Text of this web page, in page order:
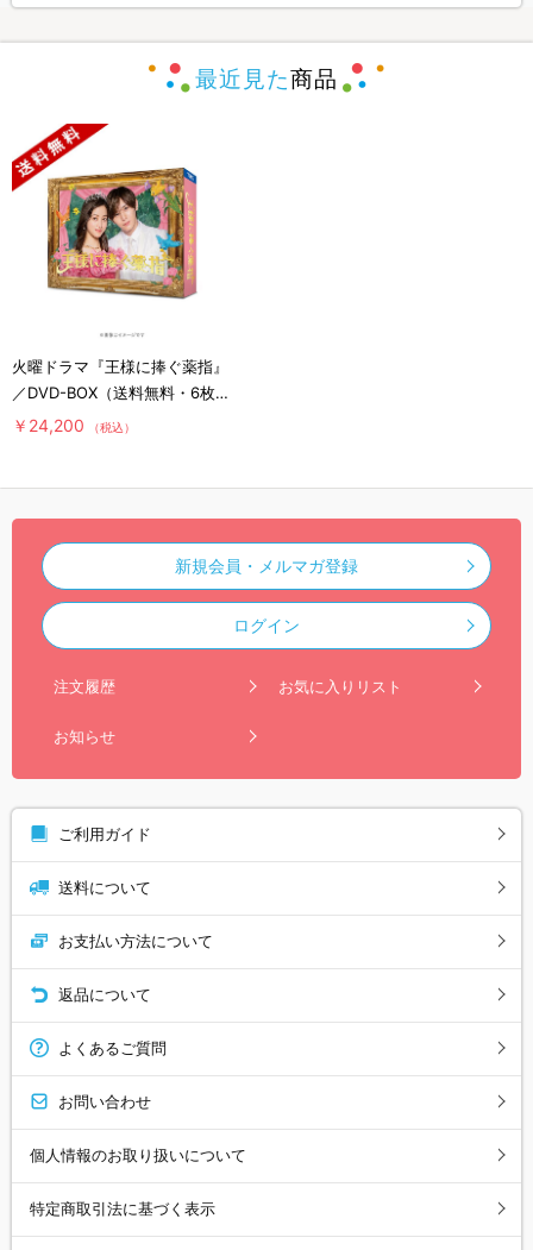
最近見た商品
火曜ドラマ『王様に捧ぐ薬指』
／DVD-BOX（送料無料・6枚
組）
￥24,200 （税込）
新規会員・メルマガ登録
ログイン
注文履歴 お気に入りリスト
お知らせ
ご利用ガイド
送料について
お支払い方法について
返品について
よくあるご質問
お問い合わせ
個人情報のお取り扱いについて
特定商取引法に基づく表示